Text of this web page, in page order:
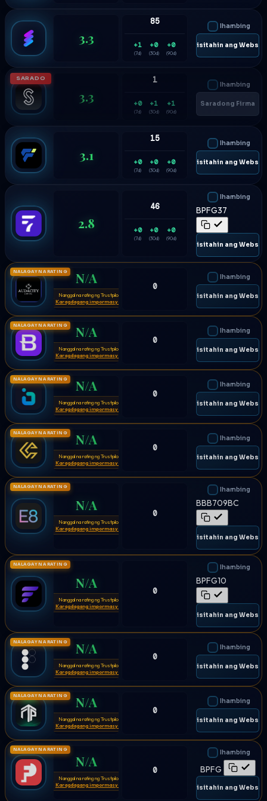
3.3
85
+1
(7d)
+0
(30d)
+0
(90d)
Ihambing
🌐 Bisitahin ang
SARADO
3.3
1
+0
(7d)
+1
(30d)
+1
(90d)
Ihambing
Saradong Firma
3.1
15
+0
(7d)
+0
(30d)
+0
(90d)
Ihambing
🌐 Bisitahin ang
2.8
46
+0
(7d)
+0
(30d)
+0
(90d)
Ihambing
BPFG37
🌐 Bisitahin ang
NALAGAY NA RATING N/A
Nanggal na rating ng Trustpilot
Karagdagang impormasyon
0
Ihambing
🌐 Bisitahin ang
NALAGAY NA RATING N/A
Nanggal na rating ng Trustpilot
Karagdagang impormasyon
0
Ihambing
🌐 Bisitahin ang
NALAGAY NA RATING N/A
Nanggal na rating ng Trustpilot
Karagdagang impormasyon
0
Ihambing
🌐 Bisitahin ang
NALAGAY NA RATING N/A
Nanggal na rating ng Trustpilot
Karagdagang impormasyon
0
Ihambing
🌐 Bisitahin ang
NALAGAY NA RATING
N/A
Nanggal na rating ng Trustpilot
Karagdagang impormasyon
0
Ihambing
BBB709BC
🌐 Bisitahin ang
NALAGAY NA RATING
N/A
Nanggal na rating ng Trustpilot
Karagdagang impormasyon
0
Ihambing
BPFG10
🌐 Bisitahin ang
NALAGAY NA RATING N/A
Nanggal na rating ng Trustpilot
Karagdagang impormasyon
0
Ihambing
🌐 Bisitahin ang
NALAGAY NA RATING N/A
Nanggal na rating ng Trustpilot
Karagdagang impormasyon
0
Ihambing
🌐 Bisitahin ang
NALAGAY NA RATING
N/A
Nanggal na rating ng Trustpilot
Karagdagang impormasyon
0
Ihambing
BPFG
🌐 Bisitahin ang